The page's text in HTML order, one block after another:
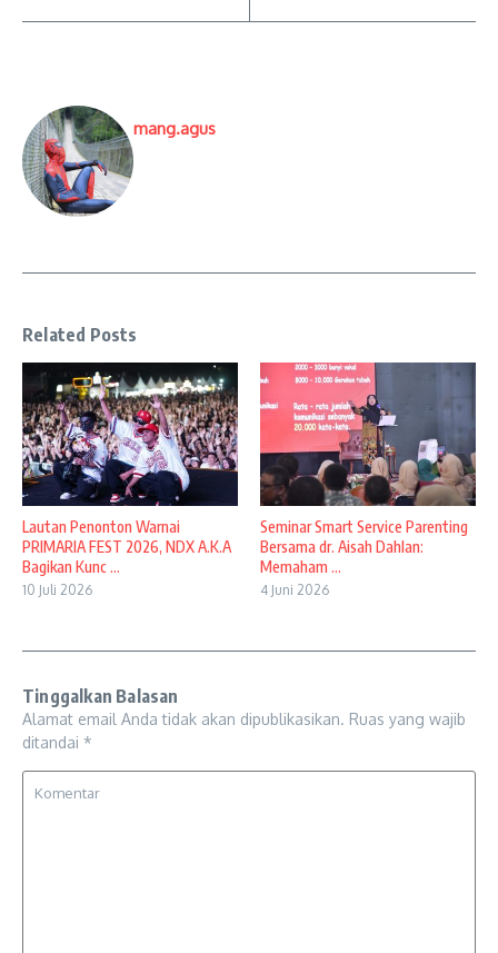
mang.agus
Related Posts
Lautan Penonton Warnai
PRIMARIA FEST 2026, NDX A.K.A
Bagikan Kunc ...
10 Juli 2026
Seminar Smart Service Parenting
Bersama dr. Aisah Dahlan:
Memaham ...
4 Juni 2026
Tinggalkan Balasan
Alamat email Anda tidak akan dipublikasikan. Ruas yang wajib
ditandai *